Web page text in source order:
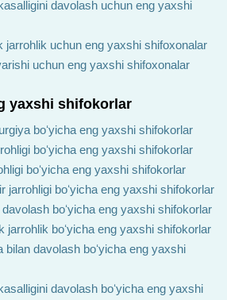
davolash uchun eng yaxshi
jarrohlik uchun eng yaxshi shifoxonalar
uchun eng yaxshi shifoxonalar
yaxshi shifokorlar
boʻyicha eng yaxshi shifokorlar
boʻyicha eng yaxshi shifokorlar
boʻyicha eng yaxshi shifokorlar
jarrohligi boʻyicha eng yaxshi shifokorlar
boʻyicha eng yaxshi shifokorlar
jarrohlik boʻyicha eng yaxshi shifokorlar
bilan davolash boʻyicha eng yaxshi
davolash boʻyicha eng yaxshi